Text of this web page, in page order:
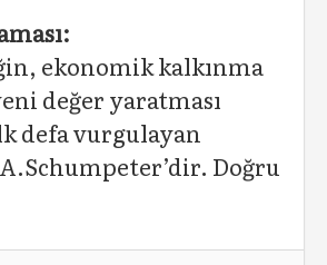
ekonomik kalkınma
değer yaratması
defa vurgulayan
Doğru